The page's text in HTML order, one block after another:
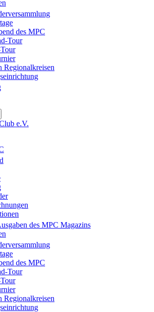
des MPC
Tour
Regionalkreisen
des MPC Magazins
des MPC
Tour
Regionalkreisen